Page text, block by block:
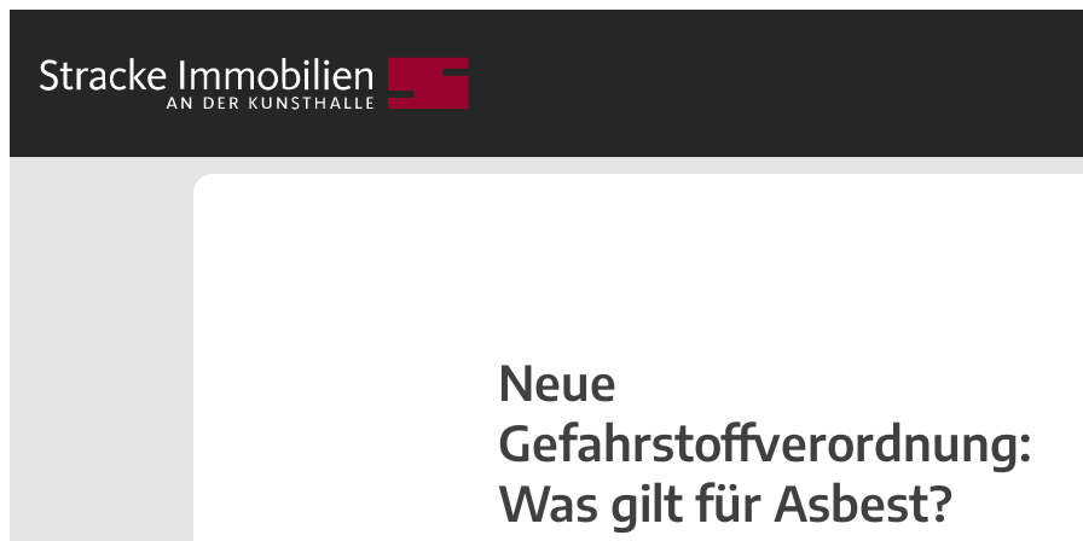
Neue
Gefahrstoffverordnung:
Was gilt für Asbest?